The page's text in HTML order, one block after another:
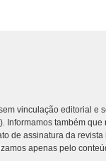
vinculação editorial e
Informamos também
de assinatura da revista
apenas pelo